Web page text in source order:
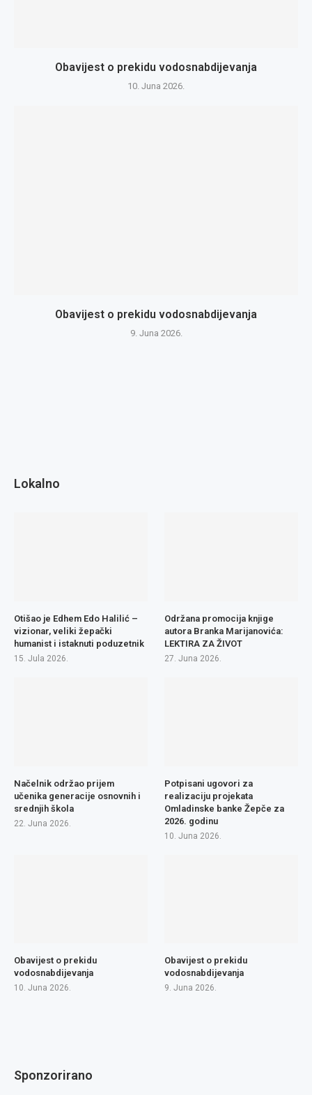
Obavijest o prekidu vodosnabdijevanja
10. Juna 2026.
Obavijest o prekidu vodosnabdijevanja
9. Juna 2026.
Lokalno
Otišao je Edhem Edo Halilić –
vizionar, veliki žepački
humanist i istaknuti poduzetnik
15. Jula 2026.
Održana promocija knjige
autora Branka Marijanovića:
LEKTIRA ZA ŽIVOT
27. Juna 2026.
Načelnik održao prijem
učenika generacije osnovnih i
srednjih škola
22. Juna 2026.
Potpisani ugovori za
realizaciju projekata
Omladinske banke Žepče za
2026. godinu
10. Juna 2026.
Obavijest o prekidu
vodosnabdijevanja
10. Juna 2026.
Obavijest o prekidu
vodosnabdijevanja
9. Juna 2026.
Sponzorirano